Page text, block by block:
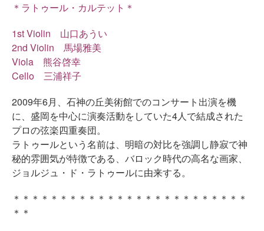
＊ラトゥール・カルテット＊
1st Violin 山口あうい
2nd Violin 馬場雅美
Viola 熊谷啓幸
Cello 三浦祥子
2009年6月、石神の丘美術館でのコンサート出演を機
に、盛岡を中心に演奏活動をしていた4人で結成された
プロの弦楽四重奏団。
ラトゥールという名前は、明暗の対比を強調し静寂で神
秘的雰囲気が特徴である、バロック時代の高名な画家、
ジョルジュ・ド・ラトゥールに由来する。
＊＊＊＊＊＊＊＊＊＊＊＊＊＊＊＊＊＊＊＊＊＊＊＊＊
＊＊